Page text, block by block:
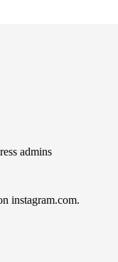
admins
instagram.com.